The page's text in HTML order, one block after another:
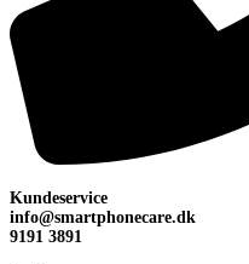
Kundeservice
info@smartphonecare.dk
9191 3891